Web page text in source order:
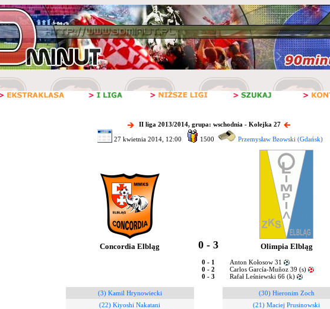
II liga 2013/2014, grupa: wschodnia - Kolejka 27
27 kwietnia 2014, 12:00 1500 Przemysław Bzowski (Gdańsk)
Concordia Elbląg 0 - 3 Olimpia Elbląg
0 - 1
Anton Kołosow 31
0 - 2
Carlos García-Muñoz 39 (s)
0 - 3
Rafał Leśniewski 66 (k)
(3) Kamil Hrynowiecki
(30) Hieronim Zoch
(22) Kiyoshi Nakatani
(21) Maciej Prusinowski